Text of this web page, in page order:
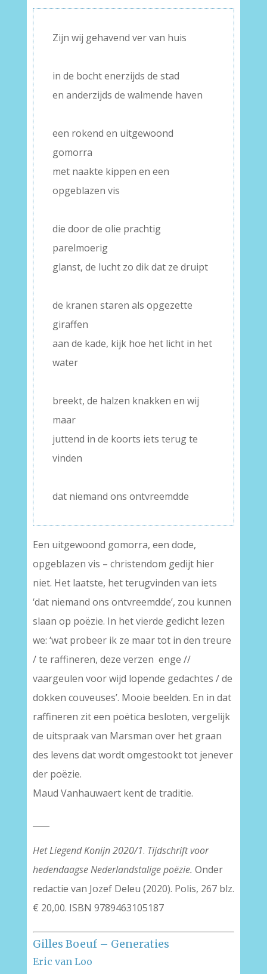
Zijn wij gehavend ver van huis
in de bocht enerzijds de stad
en anderzijds de walmende haven
een rokend en uitgewoond
gomorra
met naakte kippen en een
opgeblazen vis
die door de olie prachtig
parelmoerig
glanst, de lucht zo dik dat ze druipt
de kranen staren als opgezette
giraffen
aan de kade, kijk hoe het licht in het
water
breekt, de halzen knakken en wij
maar
juttend in de koorts iets terug te
vinden
dat niemand ons ontvreemdde
Een uitgewoond gomorra, een dode,
opgeblazen vis – christendom gedijt hier
niet. Het laatste, het terugvinden van iets
‘dat niemand ons ontvreemdde’, zou kunnen
slaan op poëzie. In het vierde gedicht lezen
we: ‘wat probeer ik ze maar tot in den treure
/ te raffineren, deze verzen enge //
vaargeulen voor wijd lopende gedachtes / de
dokken couveuses’. Mooie beelden. En in dat
raffineren zit een poëtica besloten, vergelijk
de uitspraak van Marsman over het graan
des levens dat wordt omgestookt tot jenever
der poëzie.
Maud Vanhauwaert kent de traditie.
Het Liegend Konijn 2020/1. Tijdschrift voor
hedendaagse Nederlandstalige poëzie. Onder
redactie van Jozef Deleu (2020). Polis, 267 blz.
€ 20,00. ISBN 9789463105187
Gilles Boeuf – Generaties
Eric van Loo